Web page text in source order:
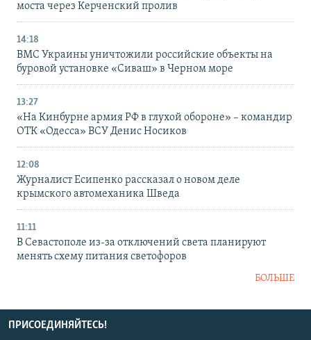
моста через Керченский пролив
14:18
ВМС Украины уничтожили российские объекты на
буровой установке «Сиваш» в Черном море
13:27
«На Кинбурне армия РФ в глухой обороне» – командир
ОТК «Одесса» ВСУ Денис Носиков
12:08
Журналист Есипенко рассказал о новом деле
крымского автомеханика Шведа
11:11
В Севастополе из-за отключений света планируют
менять схему питания светофоров
БОЛЬШЕ
ПРИСОЕДИНЯЙТЕСЬ!